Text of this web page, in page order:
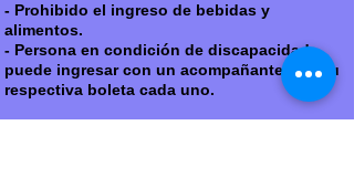
- Prohibido el ingreso de bebidas y
alimentos.
- Persona en condición de discapacidad
puede ingresar con un acompañante con su
respectiva boleta cada uno.​​